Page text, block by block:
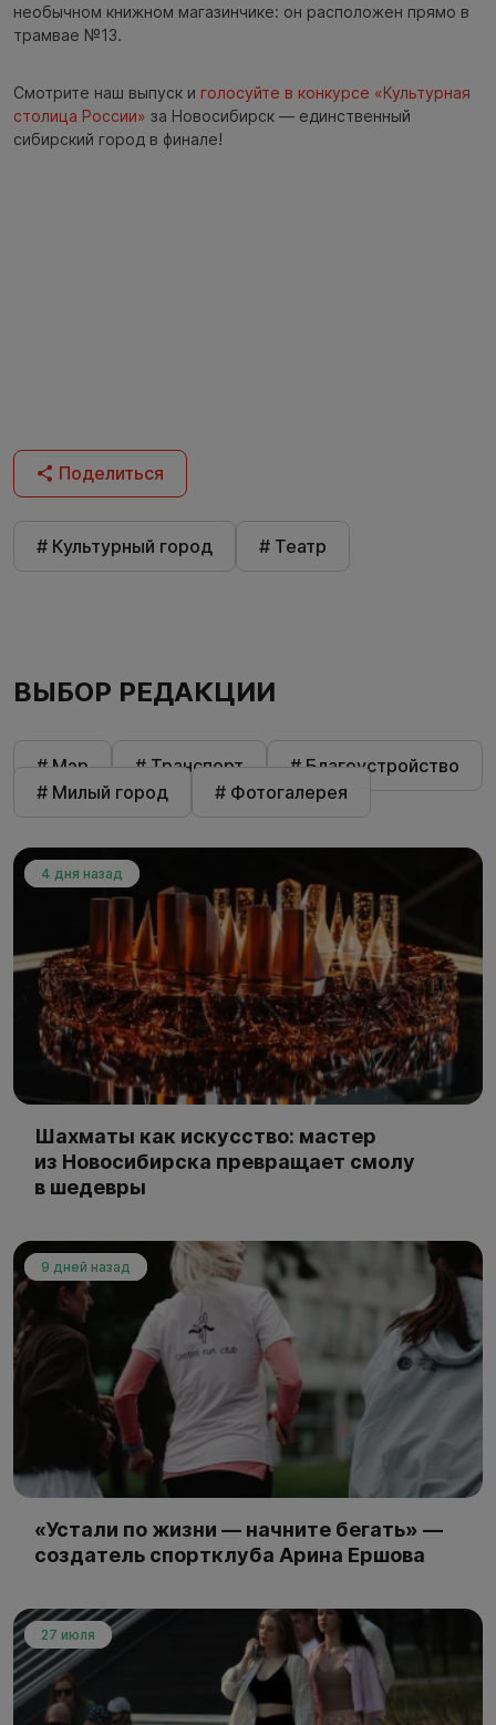
необычном книжном магазинчике: он расположен прямо в
трамвае №13.
Смотрите наш выпуск и голосуйте в конкурсе «Культурная
столица России» за Новосибирск — единственный
сибирский город в финале!
Поделиться
# Культурный город # Театр
ВЫБОР РЕДАКЦИИ
# Мэр # Транспорт
# Благоустройство
# Милый город
# Фотогалерея
4 дня назад
Шахматы как искусство: мастер
из Новосибирска превращает смолу
в шедевры
9 дней назад
«Устали по жизни — начните бегать» —
создатель спортклуба Арина Ершова
27 июля